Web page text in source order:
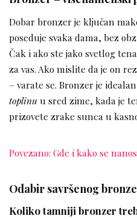
Dobar bronzer je ključan
poseduje svaka dama, bez
Čak i ako ste jako svetlog
za vas. Ako mislite da je on
– varate se. Bronzer je
toplinu u sred zime, kada je
prizovete zrake sunca u
Povezano: Gde i kako se
Odabir savršenog
Koliko tamniji bronzer